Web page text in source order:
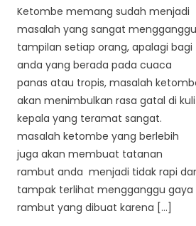
Ketombe memang sudah menjadi
masalah yang sangat mengganggu
tampilan setiap orang, apalagi bagi
anda yang berada pada cuaca
panas atau tropis, masalah
akan menimbulkan rasa gatal di
kepala yang teramat sangat.
masalah ketombe yang berlebih
juga akan membuat tatanan
rambut anda menjadi tidak rapi
tampak terlihat mengganggu gaya
rambut yang dibuat karena […]